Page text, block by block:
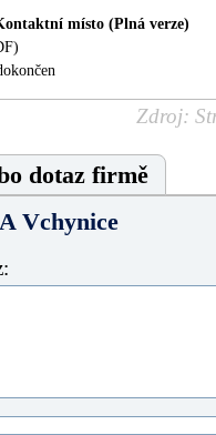
místo (Plná verze)
Zdroj:
dotaz firmě
Vchynice